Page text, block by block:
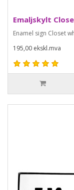
Emaljskylt
Enamel sign Closet
195,00 ekskl.mva